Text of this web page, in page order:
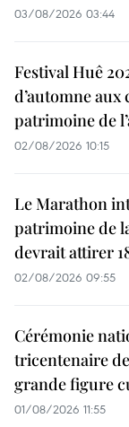
03/08/2026 03:44
Festival Huê
d’automne
patrimoine de
02/08/2026 10:15
Le Marathon
patrimoine de
devrait attirer
02/08/2026 09:55
Cérémonie
tricentenaire
grande figure
01/08/2026 11:55